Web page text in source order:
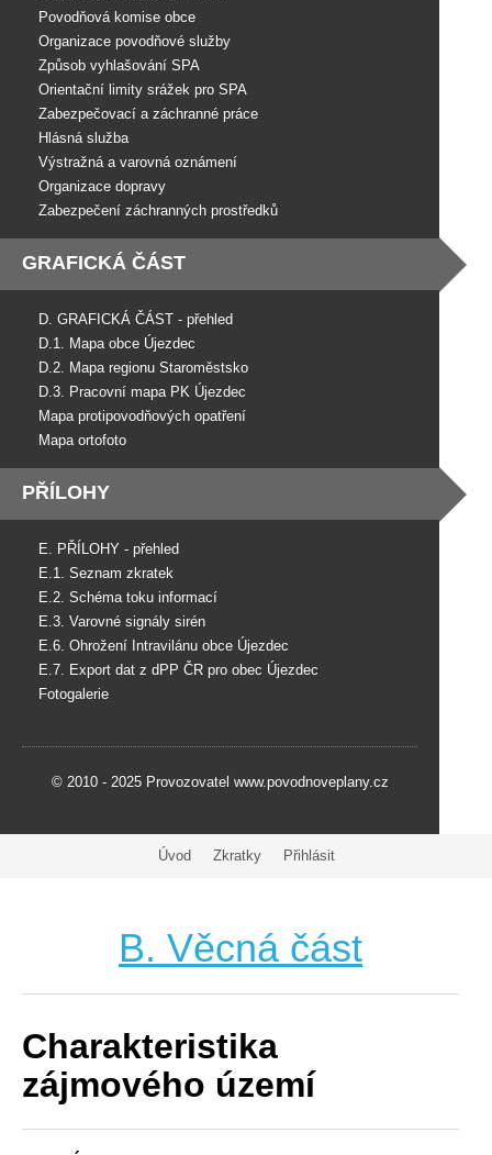
Povodňová komise obce
Organizace povodňové služby
Způsob vyhlašování SPA
Orientační limity srážek pro SPA
Zabezpečovací a záchranné práce
Hlásná služba
Výstražná a varovná oznámení
Organizace dopravy
Zabezpečení záchranných prostředků
GRAFICKÁ ČÁST
D. GRAFICKÁ ČÁST - přehled
D.1. Mapa obce Újezdec
D.2. Mapa regionu Staroměstsko
D.3. Pracovní mapa PK Újezdec
Mapa protipovodňových opatření
Mapa ortofoto
PŘÍLOHY
E. PŘÍLOHY - přehled
E.1. Seznam zkratek
E.2. Schéma toku informací
E.3. Varovné signály sirén
E.6. Ohrožení Intravilánu obce Újezdec
E.7. Export dat z dPP ČR pro obec Újezdec
Fotogalerie
© 2010 - 2025 Provozovatel www.povodnoveplany.cz
Úvod Zkratky Přihlásit
B. Věcná část
Charakteristika
zájmového území